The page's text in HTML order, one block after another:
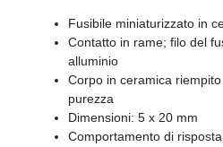
Fusibile miniaturizzato in
Contatto in rame; filo del
alluminio
Corpo in ceramica
purezza
Dimensioni: 5 x 20 mm
Comportamento di